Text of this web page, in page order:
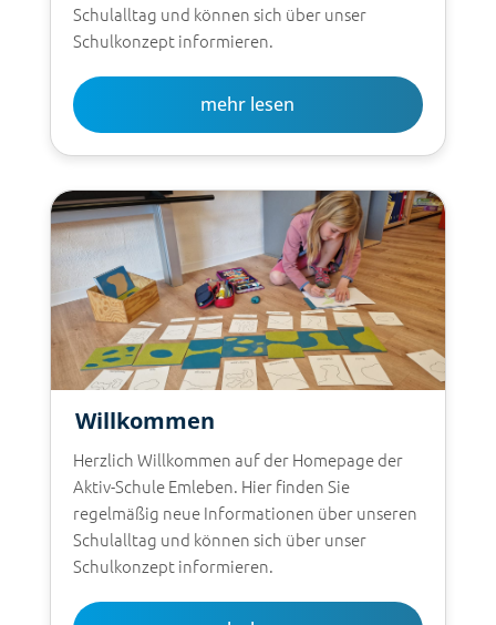
Schulalltag und können sich über unser
Schulkonzept informieren.
mehr lesen
Willkommen
Herzlich Willkommen auf der Homepage der
Aktiv-Schule Emleben. Hier finden Sie
regelmäßig neue Informationen über unseren
Schulalltag und können sich über unser
Schulkonzept informieren.